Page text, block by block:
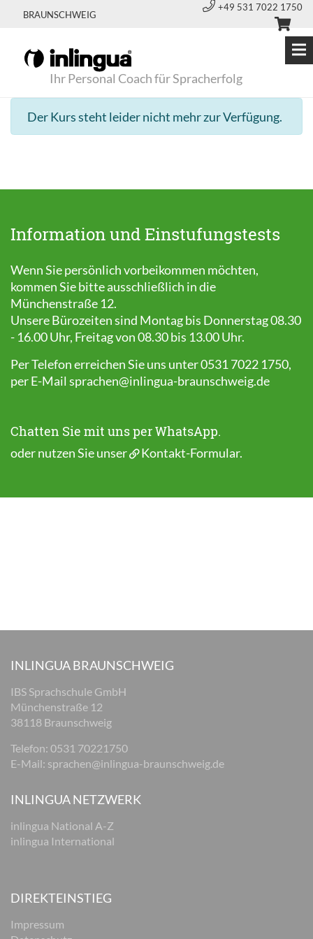
BRAUNSCHWEIG
+49 531 7022 1750
Ihr Personal Coach für Spracherfolg
Der Kurs steht leider nicht mehr zur Verfügung.
Information und Einstufungstests
Wenn Sie persönlich vorbeikommen möchten,
kommen Sie bitte ausschließlich in die
Münchenstraße 12.
Unsere Bürozeiten sind Montag bis Donnerstag 08.30
- 16.00 Uhr, Freitag von 08.30 bis 13.00 Uhr.
Per Telefon erreichen Sie uns unter 0531 7022 1750,
per E-Mail sprachen@inlingua-braunschweig.de
Chatten Sie mit uns per WhatsApp.
oder nutzen Sie unser Kontakt-Formular.
INLINGUA BRAUNSCHWEIG
IBS Sprachschule GmbH
Münchenstraße 12
38118 Braunschweig
Telefon: 0531 70221750
E-Mail: sprachen@inlingua-braunschweig.de
INLINGUA NETZWERK
inlingua National A-Z
inlingua International
DIREKTEINSTIEG
Impressum